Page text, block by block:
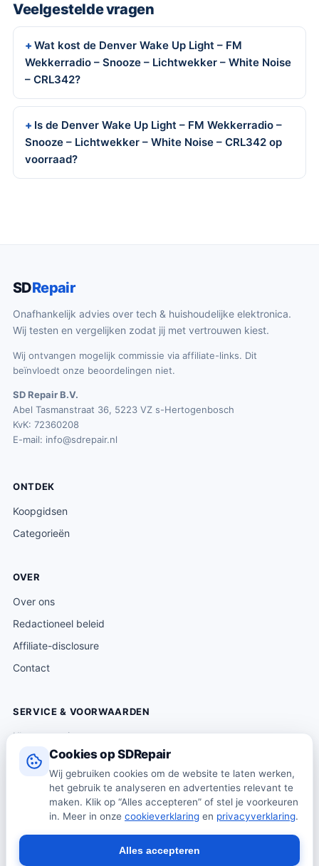
Cookies op SDRepair
Wij gebruiken cookies om de website te laten werken,
het gebruik te analyseren en advertenties relevant te
maken. Klik op “Alles accepteren” of stel je voorkeuren
in. Meer in onze cookieverklaring en privacyverklaring.
Alles accepteren
Veelgestelde vragen
Wat kost de Denver Wake Up Light – FM
Wekkerradio – Snooze – Lichtwekker – White Noise
– CRL342?
Is de Denver Wake Up Light – FM Wekkerradio –
Snooze – Lichtwekker – White Noise – CRL342 op
voorraad?
SDRepair
Onafhankelijk advies over tech & huishoudelijke elektronica.
Wij testen en vergelijken zodat jij met vertrouwen kiest.
Wij ontvangen mogelijk commissie via affiliate-links. Dit
beïnvloedt onze beoordelingen niet.
SD Repair B.V.
Abel Tasmanstraat 36, 5223 VZ s-Hertogenbosch
KvK: 72360208
E-mail: info@sdrepair.nl
ONTDEK
Koopgidsen
Categorieën
OVER
Over ons
Redactioneel beleid
Affiliate-disclosure
Contact
SERVICE & VOORWAARDEN
Klantenservice
Verzending & levering
Retourneren
Algemene voorwaarden